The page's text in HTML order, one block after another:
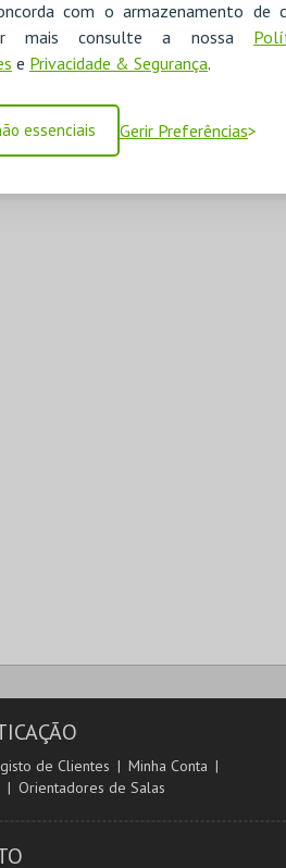
com o armazenamento de
mais consulte a nossa
e Privacidade & Segurança.
essenciais Gerir Preferências
de Clientes
Minha Conta
Orientadores de Salas